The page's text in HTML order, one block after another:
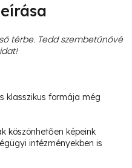
térbe. Tedd szembetűnővé
klasszikus formája még
köszönhetően képeink
intézményekben is